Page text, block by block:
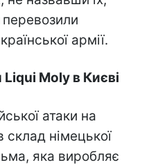
армії.
Moly в Києві
атаки на
склад німецької
яка виробляє